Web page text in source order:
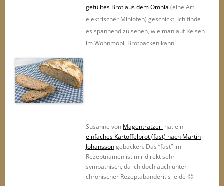
gefülltes Brot aus dem Omnia (eine Art
elektrischer Miniofen) geschickt. Ich finde
es spannend zu sehen, wie man auf Reisen
im Wohnmobil Brotbacken kann!
Susanne von Magentratzerl hat ein
einfaches Kartoffelbrot (fast) nach Martin
Johanssongebacken. Das “fast” im
Rezeptnamen ist mir direkt sehr
sympathisch, da ich doch auch unter
chronischer Rezeptabänderitis leide 🙂